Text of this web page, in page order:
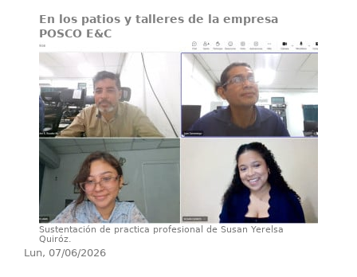
En los patios y talleres de la empresa
POSCO E&C
Sustentación de practica profesional de Susan Yerelsa
Quiróz.
Lun, 07/06/2026